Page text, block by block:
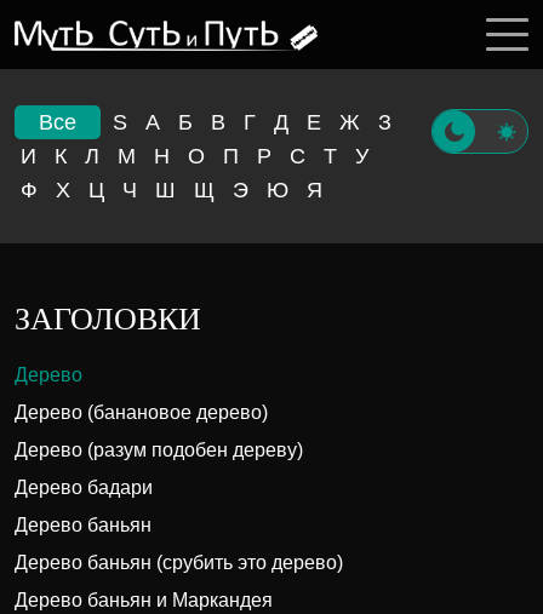
Все S А Б В Г Д Е Ж
З
И
К Л М Н О П Р С Т
У
Ф
Х Ц Ч Ш Щ Э Ю Я
ЗАГОЛОВКИ
Дерево
Дерево (банановое дерево)
Дерево (разум подобен дереву)
Дерево бадари
Дерево баньян
Дерево баньян (срубить это дерево)
Дерево баньян и Маркандея